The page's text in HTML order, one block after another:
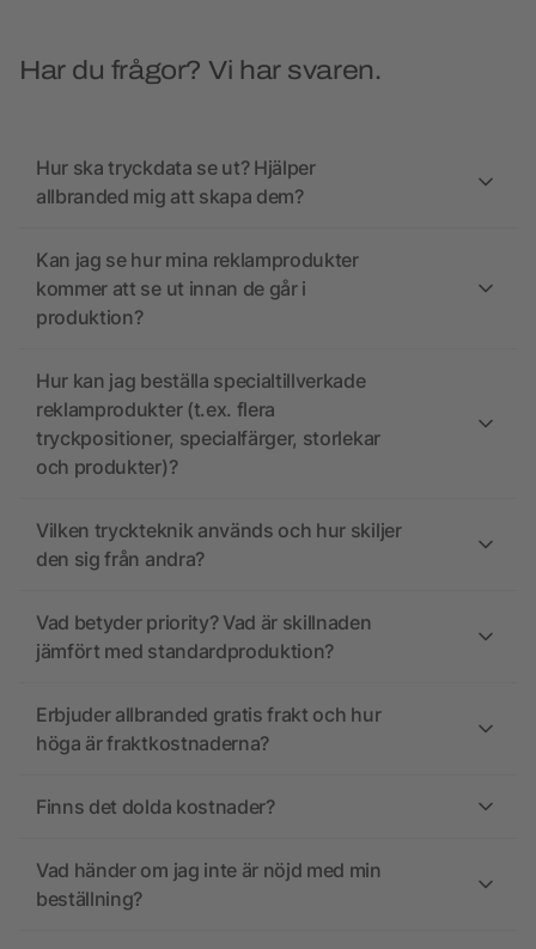
Har du frågor? Vi har svaren.
Hur ska tryckdata se ut? Hjälper
allbranded mig att skapa dem?
Kan jag se hur mina reklamprodukter
kommer att se ut innan de går i
produktion?
Hur kan jag beställa specialtillverkade
reklamprodukter (t.ex. flera
tryckpositioner, specialfärger, storlekar
och produkter)?
Vilken tryckteknik används och hur skiljer
den sig från andra?
Vad betyder priority? Vad är skillnaden
jämfört med standardproduktion?
Erbjuder allbranded gratis frakt och hur
höga är fraktkostnaderna?
Finns det dolda kostnader?
Vad händer om jag inte är nöjd med min
beställning?